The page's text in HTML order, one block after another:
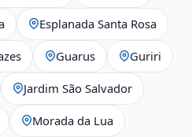
Esplanada Santa Rosa
Guarus Guriri
Jardim São Salvador
Morada da Lua